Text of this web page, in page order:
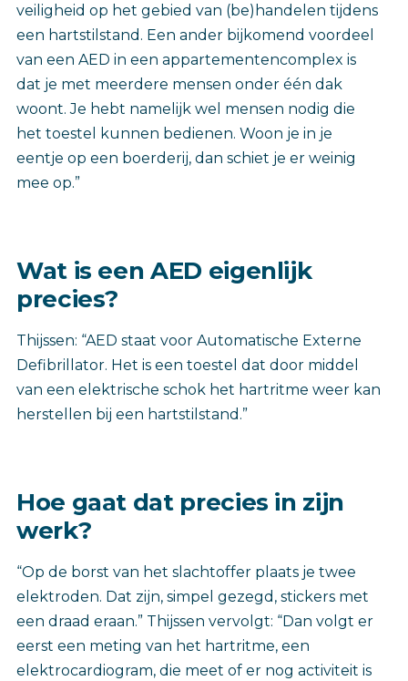
veiligheid op het gebied van (be)handelen tijdens
een hartstilstand. Een ander bijkomend voordeel
van een AED in een appartementencomplex is
dat je met meerdere mensen onder één dak
woont. Je hebt namelijk wel mensen nodig die
het toestel kunnen bedienen. Woon je in je
eentje op een boerderij, dan schiet je er weinig
mee op.”
Wat is een AED eigenlijk
precies?
Thijssen: “AED staat voor Automatische Externe
Defibrillator. Het is een toestel dat door middel
van een elektrische schok het hartritme weer kan
herstellen bij een hartstilstand.”
Hoe gaat dat precies in zijn
werk?
“Op de borst van het slachtoffer plaats je twee
elektroden. Dat zijn, simpel gezegd, stickers met
een draad eraan.” Thijssen vervolgt: “Dan volgt er
eerst een meting van het hartritme, een
elektrocardiogram, die meet of er nog activiteit is